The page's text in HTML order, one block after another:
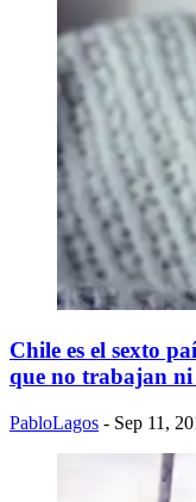
Chile es el sexto
que no trabajan ni
PabloLagos - Sep 11,